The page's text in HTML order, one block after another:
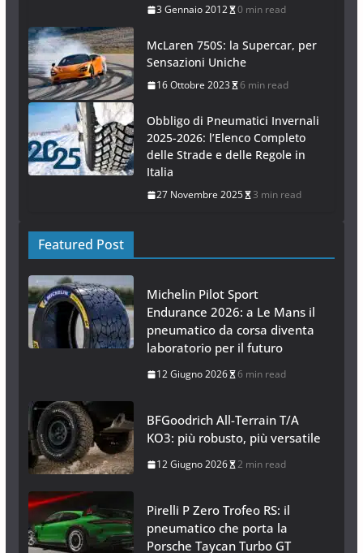
3 Gennaio 2012 0 min read
McLaren 750S: la Supercar, per
Sensazioni Uniche
16 Ottobre 2023 6 min read
Obbligo di Pneumatici Invernali
2025-2026: l’Elenco Completo
delle Strade e delle Regole in
Italia
27 Novembre 2025 3 min read
Featured Post
Michelin Pilot Sport
Endurance 2026: a Le Mans il
pneumatico da corsa diventa
laboratorio per il futuro
12 Giugno 2026 6 min read
BFGoodrich All-Terrain T/A
KO3: più robusto, più versatile
12 Giugno 2026 2 min read
Pirelli P Zero Trofeo RS: il
pneumatico che porta la
Porsche Taycan Turbo GT